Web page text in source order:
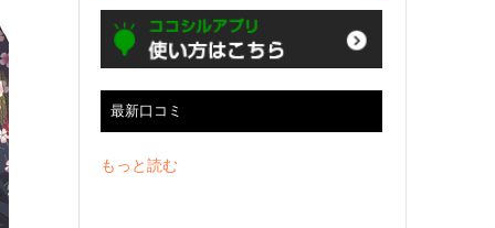
最新口コミ
もっと読む